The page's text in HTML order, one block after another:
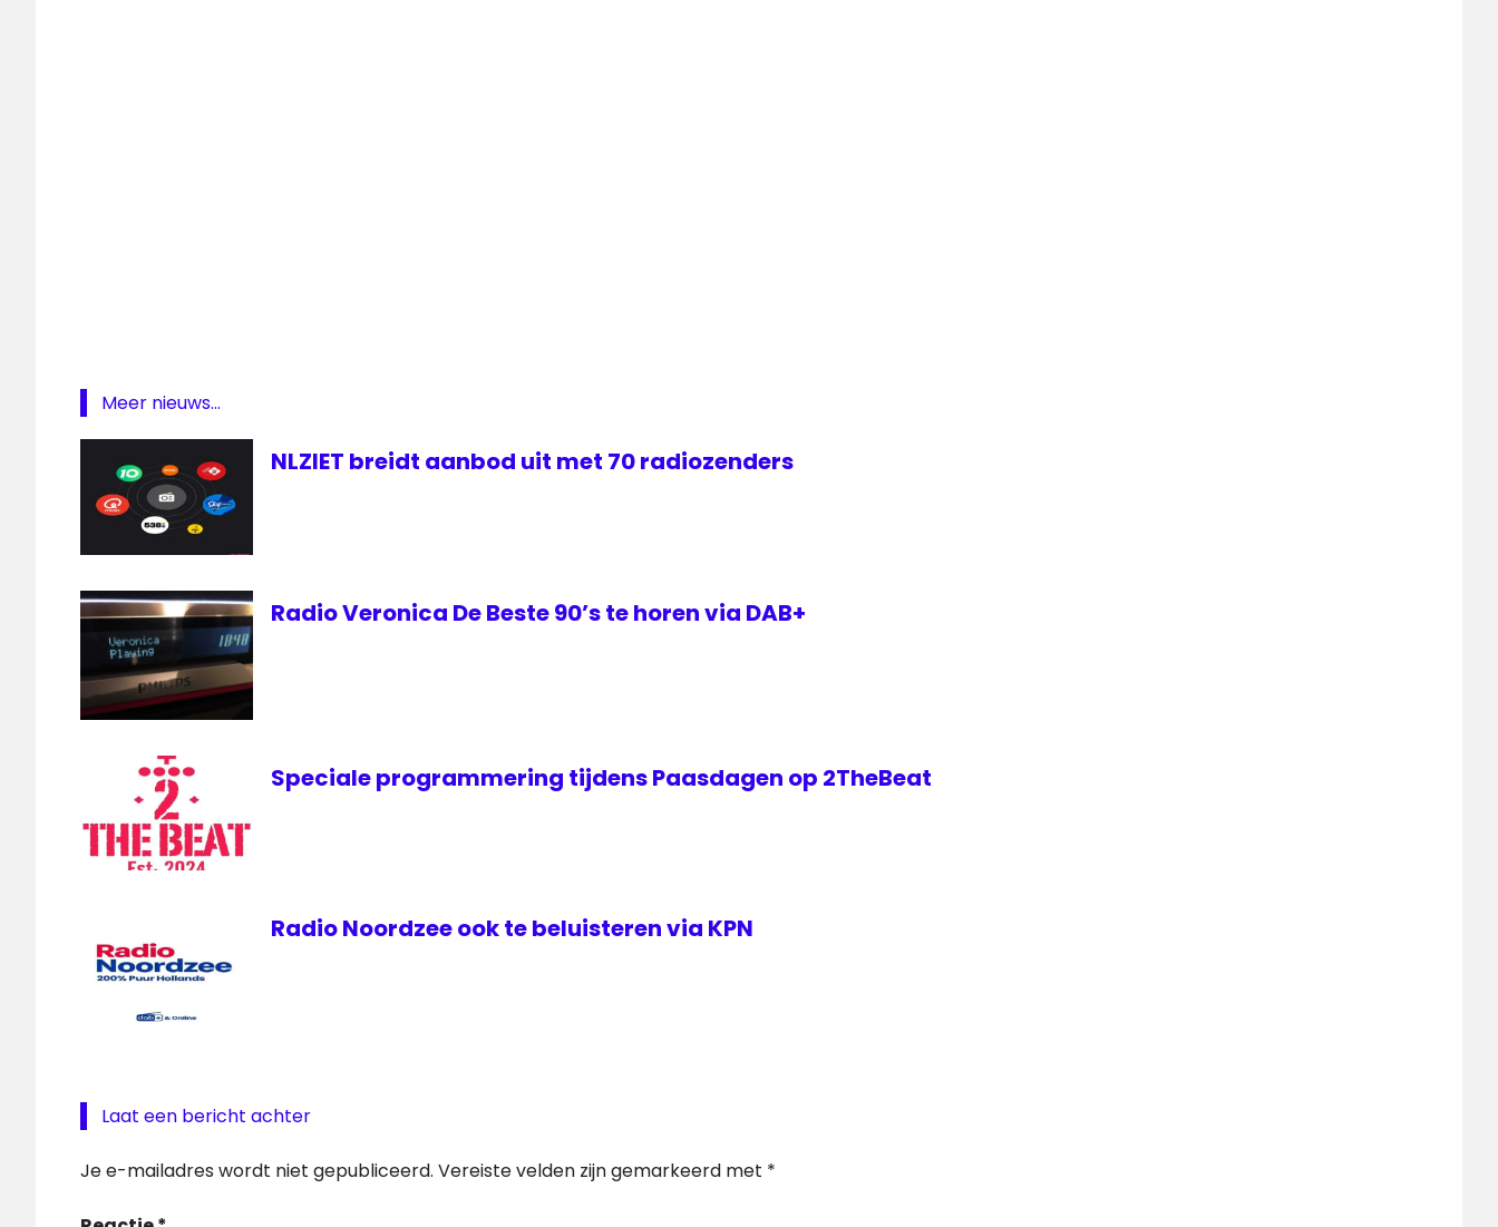
Meer nieuws...
NLZIET breidt aanbod uit met 70 radiozenders
Radio Veronica De Beste 90’s te horen via DAB+
Speciale programmering tijdens Paasdagen op 2TheBeat
Radio Noordzee ook te beluisteren via KPN
Laat een bericht achter
Je e-mailadres wordt niet gepubliceerd. Vereiste velden zijn gemarkeerd met *